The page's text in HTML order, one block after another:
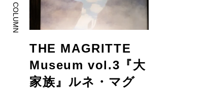
THE MAGRITTE
Museum vol.3『大
家族』ルネ・マグ
COLUMN